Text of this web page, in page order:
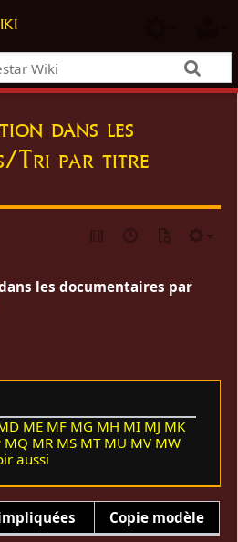
dans les
Tri par titre
les documentaires par
ME MF MG MH MI MJ MK
MQ MR MS MT MU MV MW
aussi
Copie modèle